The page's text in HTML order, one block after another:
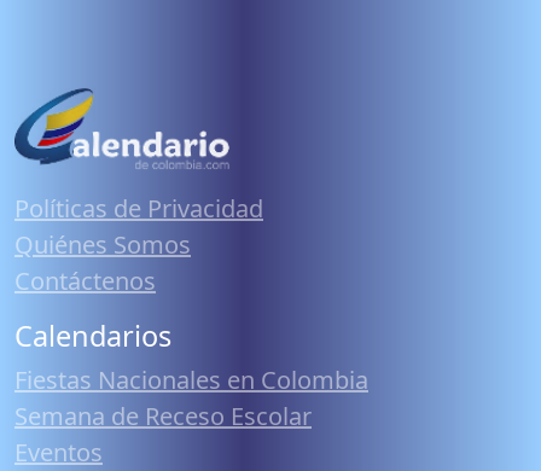
Políticas de Privacidad
Quiénes Somos
Contáctenos
Calendarios
Fiestas Nacionales en Colombia
Semana de Receso Escolar
Eventos